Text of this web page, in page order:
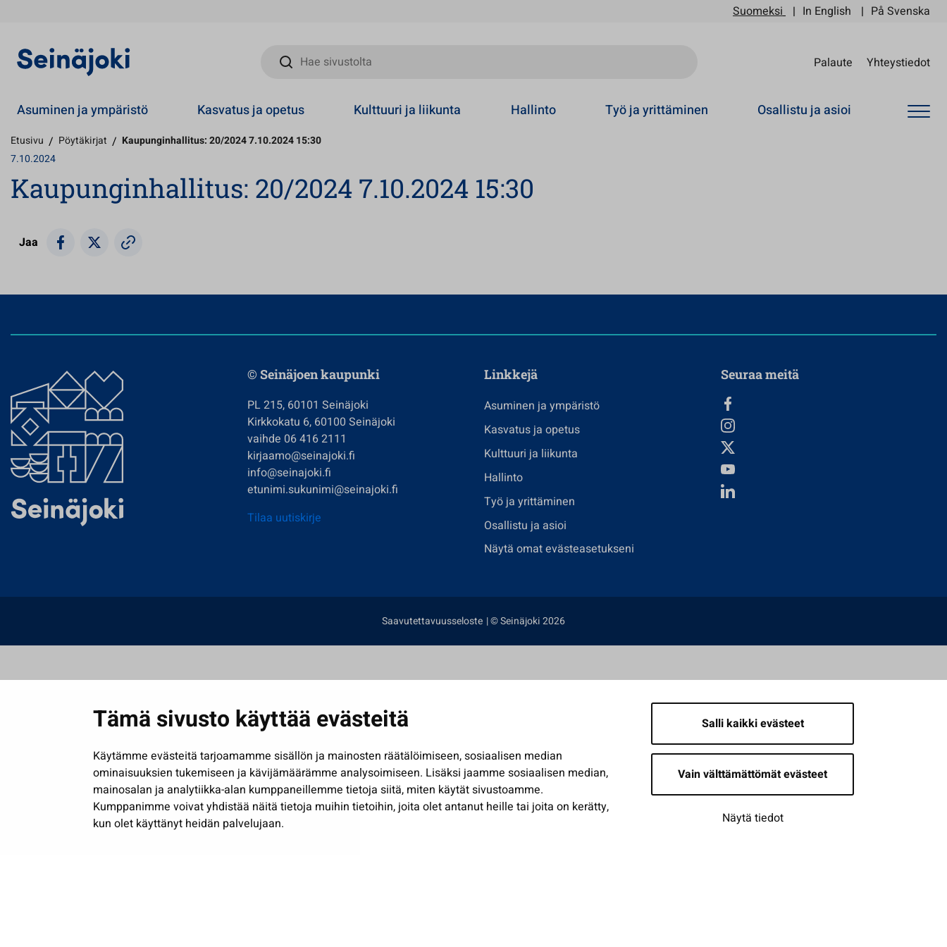
Tämä sivusto käyttää evästeitä
Käytämme evästeitä tarjoamamme sisällön ja mainosten räätälöimiseen, sosiaalisen median
ominaisuuksien tukemiseen ja kävijämäärämme analysoimiseen. Lisäksi jaamme sosiaalisen median,
mainosalan ja analytiikka-alan kumppaneillemme tietoja siitä, miten käytät sivustoamme.
Kumppanimme voivat yhdistää näitä tietoja muihin tietoihin, joita olet antanut heille tai joita on kerätty,
kun olet käyttänyt heidän palvelujaan.
Salli kaikki evästeet
Vain välttämättömät evästeet
Näytä tiedot
Suomeksi In English På Svenska
Hae sivustolta
Palaute Yhteystiedot
Asuminen ja ympäristö Kasvatus ja opetus Kulttuuri ja liikunta Hallinto Työ ja yrittäminen Osallistu ja asioi
Etusivu / Pöytäkirjat / Kaupunginhallitus: 20/2024 7.10.2024 15:30
7.10.2024
Kaupunginhallitus: 20/2024 7.10.2024 15:30
Jaa
© Seinäjoen kaupunki
PL 215, 60101 Seinäjoki
Kirkkokatu 6, 60100 Seinäjoki
vaihde 06 416 2111
kirjaamo@seinajoki.fi
info@seinajoki.fi
etunimi.sukunimi@seinajoki.fi
Tilaa uutiskirje
Linkkejä
Asuminen ja ympäristö
Kasvatus ja opetus
Kulttuuri ja liikunta
Hallinto
Työ ja yrittäminen
Osallistu ja asioi
Näytä omat evästeasetukseni
Seuraa meitä
Saavutettavuusseloste | © Seinäjoki 2026